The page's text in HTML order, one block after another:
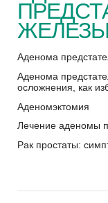
ЖЕЛЕЗЫ
Аденома
Аденома
осложнения, как
Аденомэктомия
Лечение аденомы
Рак простаты: